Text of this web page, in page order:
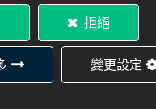
通用扭矩螺母屬於特殊
性變形以提供鎖定作用。
用是由它們最上面的螺紋
衝擊、振動和其他力引
拒絕
變更設定